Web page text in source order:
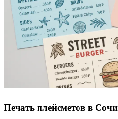
Печать плейсметов в Сочи